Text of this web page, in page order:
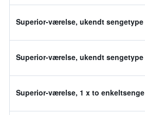
Superior-værelse, ukendt sengetype
Superior-værelse, ukendt sengetype
Superior-værelse, 1 x to enkeltsenge